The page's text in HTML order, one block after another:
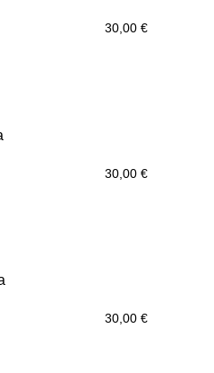
30,00 €
30,00 €
30,00 €